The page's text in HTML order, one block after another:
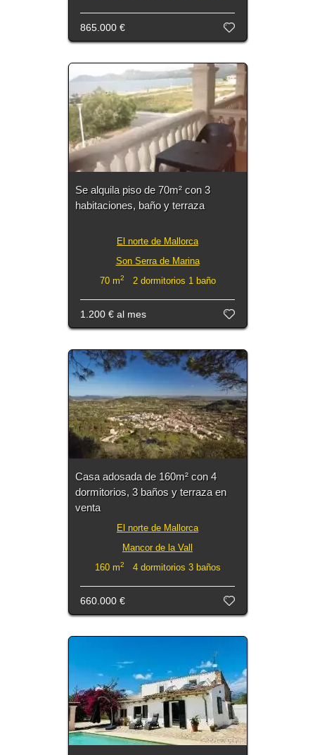
865.000 €
Se alquila piso de 70m² con 3
habitaciones, baño y terraza
El norte de Mallorca
Son Serra de Marina
70 m2 2 dormitorios 1 baño
1.200 € al mes
Casa adosada de 160m² con 4
dormitorios, 3 baños y terraza en
venta
El norte de Mallorca
Mancor de la Vall
160 m2 4 dormitorios 3 baños
660.000 €